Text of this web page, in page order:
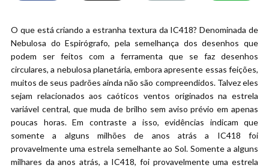
O que está criando a estranha textura da IC418? Denominada de
Nebulosa do Espirógrafo, pela semelhança dos desenhos que
podem ser feitos com a ferramenta que se faz desenhos
circulares, a nebulosa planetária, embora apresente essas feições,
muitos de seus padrões ainda não são compreendidos. Talvez eles
sejam relacionados aos caóticos ventos originados na estrela
variável central, que muda de brilho sem aviso prévio em apenas
poucas horas. Em contraste a isso, evidências indicam que
somente a alguns milhões de anos atrás a IC418 foi
provavelmente uma estrela semelhante ao Sol. Somente a alguns
milhares da anos atrás, a IC418, foi provavelmente uma estrela